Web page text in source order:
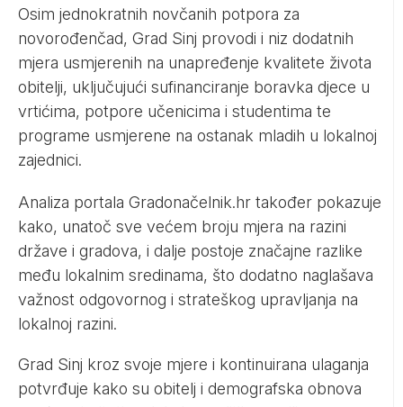
Osim jednokratnih novčanih potpora za
novorođenčad, Grad Sinj provodi i niz dodatnih
mjera usmjerenih na unapređenje kvalitete života
obitelji, uključujući sufinanciranje boravka djece u
vrtićima, potpore učenicima i studentima te
programe usmjerene na ostanak mladih u lokalnoj
zajednici.
Analiza portala Gradonačelnik.hr također pokazuje
kako, unatoč sve većem broju mjera na razini
države i gradova, i dalje postoje značajne razlike
među lokalnim sredinama, što dodatno naglašava
važnost odgovornog i strateškog upravljanja na
lokalnoj razini.
Grad Sinj kroz svoje mjere i kontinuirana ulaganja
potvrđuje kako su obitelj i demografska obnova